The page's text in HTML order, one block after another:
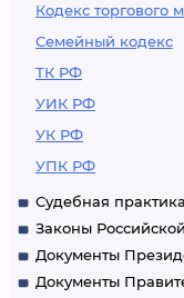
Кодекс торгового
Семейный кодекс
ТК РФ
УИК РФ
УК РФ
УПК РФ
Судебная
Законы
Документы
Документы